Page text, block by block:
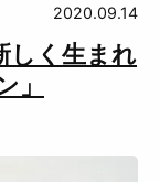
しく生まれ
」
2020.09.14